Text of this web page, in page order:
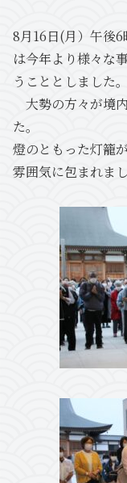
8月16日(月）午後
は今年より様々な
うこととしました。
大勢の方々が境
た。
燈のともった灯籠
雰囲気に包まれまし